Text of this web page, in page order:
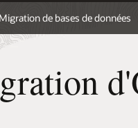
Migration de bases de données